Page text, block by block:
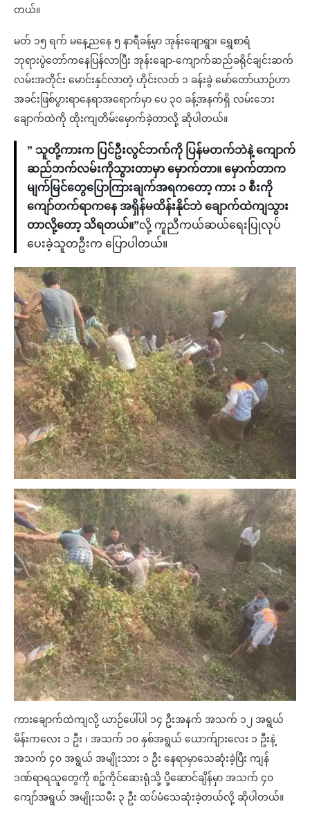
တယ်။
မတ် ၁၅ ရက် မနေ့ညနေ ၅ နာရီခန့်မှာ အုန်းချောရွာ၊ ရွှေစာရံ
ဘုရားပွဲတော်က‌နေပြန်လာပြီး အုန်းချော-ကျောက်ဆည်ခရိုင်ချင်းဆက်
လမ်းအတိုင်း မောင်းနှင်လာတဲ့ ဟိုင်းလတ် ၁ ခန်းခွဲ မော်တော်ယာဉ်ဟာ
အခင်းဖြစ်ပွားရာနေရာအရောက်မှာ ပေ ၃၀ ခန့်အနက်ရှိ လမ်းဘေး
ချောက်ထဲကို ထိုးကျတိမ်းမှောက်ခဲ့တာလို့ ဆိုပါတယ်။
” သူတို့ကားက ပြင်ဦးလွင်ဘက်ကို ပြန်မတက်ဘဲနဲ့ ကျောက်
ဆည်ဘက်လမ်းကိုသွားတာမှာ မှောက်တာ။ မှောက်တာက
မျက်မြင်တွေပြောကြားချက်အရကတော့ ကား ၁ စီးကို
ကျော်တက်ရာကနေ အရှိန်မထိန်းနိုင်ဘဲ ချောက်ထဲကျသွား
တာလို့တော့ သိရတယ်။”လို့ ကူညီကယ်ဆယ်ရေးပြုလုပ်
ပေးခဲ့သူတဦးက ပြောပါတယ်။
ကားချောက်ထဲကျလို့ ယာဉ်ပေါ်ပါ ၁၄ ဦးအနက် အသက် ၁၂ အရွယ်
မိန်းကလေး ၁ ဦး ၊ အသက် ၁၀ နှစ်အရွယ် ယောက်ျားလေး ၁ ဦးနဲ့
အသက် ၄၀ အရွယ် အမျိုးသား ၁ ဦး နေရာမှာသေဆုံးခဲ့ပြီး ကျန်
ဒဏ်ရာရသူတွေကို စဉ့်ကိုင်ဆေးရုံသို့ ပို့ဆောင်ချိန်မှာ အသက် ၄၀
ကျော်အရွယ် အမျိုးသမီး ၃ ဦး ထပ်မံသေဆုံးခဲ့တယ်လို့ ဆိုပါတယ်။